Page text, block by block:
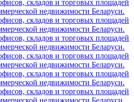
складов и торговых площадей
недвижимости Беларуси.
складов и торговых площадей
недвижимости Беларуси.
складов и торговых площадей
недвижимости Беларуси.
складов и торговых площадей
недвижимости Беларуси.
складов и торговых площадей
недвижимости Беларуси.
складов и торговых площадей
недвижимости Беларуси.